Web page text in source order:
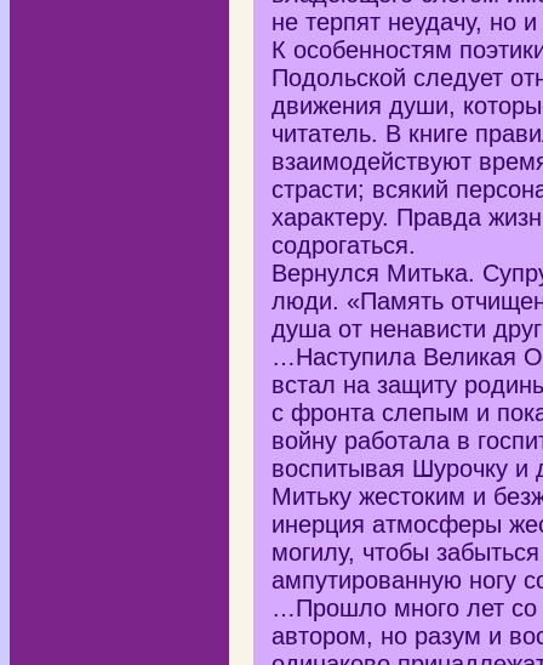
не терпят неудачу, но
К особенностям
Подольской следует
движения души,
читатель. В книге
взаимодействуют
страсти; всякий
характеру. Правда
содрогаться.
Вернулся Митька.
люди. «Память
душа от ненависти
…Наступила Великая
встал на защиту
с фронта слепым и
войну работала в
воспитывая Шурочку
Митьку жестоким и
инерция атмосферы
могилу, чтобы
ампутированную ногу
…Прошло много лет
автором, но разум и